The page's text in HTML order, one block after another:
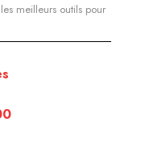
meilleurs outils pour